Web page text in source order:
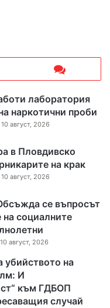
лаборатория
наркотични проби
август, 2026
в Пловдивско
на крак
август, 2026
се въпросът
на социалните
август, 2026
на
И
към ГДБОП
случай